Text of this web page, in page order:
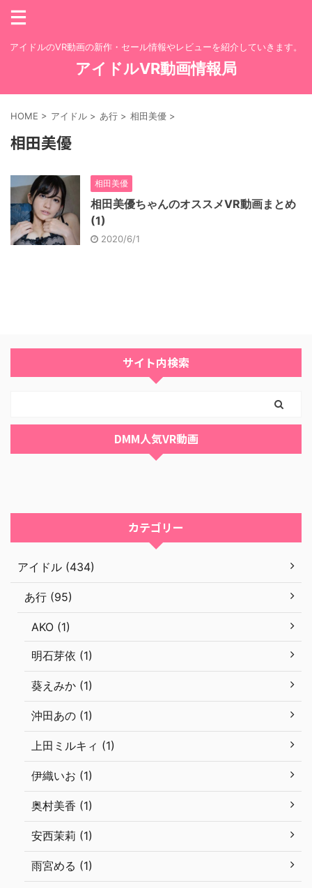
アイドルのVR動画の新作・セール情報やレビューを紹介していきます。
アイドルVR動画情報局
HOME > アイドル > あ行 > 相田美優 >
相田美優
相田美優
相田美優ちゃんのオススメVR動画まとめ
(1)
2020/6/1
サイト内検索
DMM人気VR動画
カテゴリー
アイドル (434)
あ行 (95)
AKO (1)
明石芽依 (1)
葵えみか (1)
沖田あの (1)
上田ミルキィ (1)
伊織いお (1)
奥村美香 (1)
安西茉莉 (1)
雨宮める (1)